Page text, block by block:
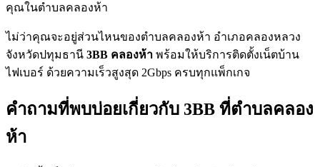
คุณในตำบลคลองห้า
ไม่ว่าคุณจะอยู่ส่วนไหนของตำบลคลองห้า อำเภอคลองหลวง
จังหวัดปทุมธานี 3BB คลองห้า พร้อมให้บริการติดตั้งเน็ตบ้าน
ไฟเบอร์ ด้วยความเร็วสูงสุด 2Gbps ครบทุกแพ็กเกจ
คำถามที่พบบ่อยเกี่ยวกับ 3BB ที่ตำบลคลอง
ห้า